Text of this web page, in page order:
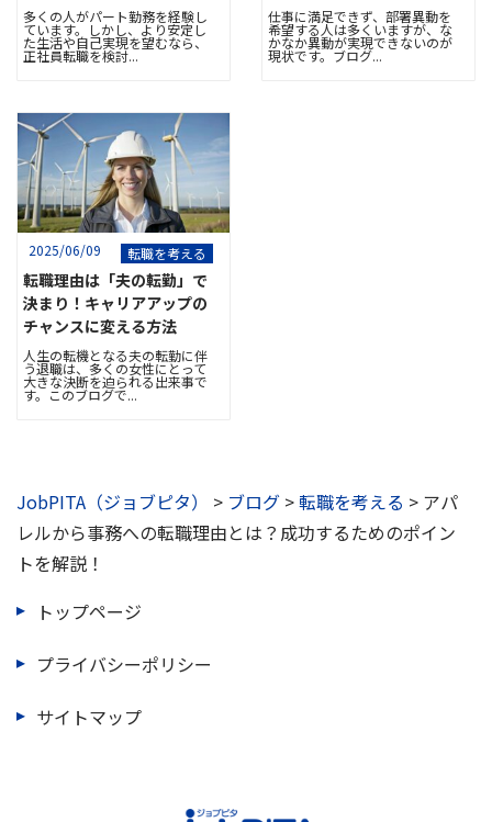
多くの人がパート勤務を経験し
ています。しかし、より安定し
た生活や自己実現を望むなら、
正社員転職を検討...
仕事に満足できず、部署異動を
希望する人は多くいますが、な
かなか異動が実現できないのが
現状です。ブログ...
2025/06/09 転職を考える
転職理由は「夫の転勤」で
決まり！キャリアアップの
チャンスに変える方法
人生の転機となる夫の転勤に伴
う退職は、多くの女性にとって
大きな決断を迫られる出来事で
す。このブログで...
JobPITA（ジョブピタ） > ブログ >転職を考える > アパ
レルから事務への転職理由とは？成功するためのポイン
トを解説！
トップページ
プライバシーポリシー
サイトマップ